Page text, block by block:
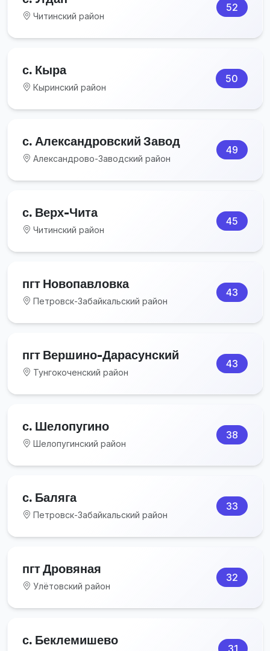
Читинский район
52
с. Кыра
Кыринский район
50
с. Александровский Завод
Александрово-Заводский район
49
с. Верх-Чита
Читинский район
45
пгт Новопавловка
Петровск-Забайкальский район
43
пгт Вершино-Дарасунский
Тунгокоченский район
43
с. Шелопугино
Шелопугинский район
38
с. Баляга
Петровск-Забайкальский район
33
пгт Дровяная
Улётовский район
32
с. Беклемишево
31